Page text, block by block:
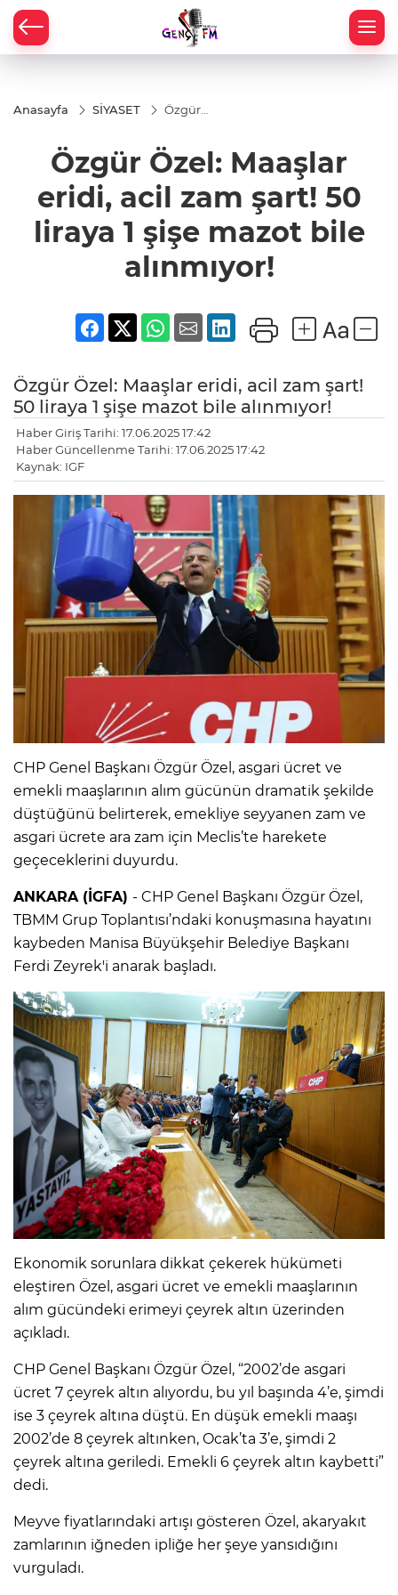
Anasayfa SİYASET
Özgür
eridi, acil
zam şart!
şişe
mazot
bile
alınmıyor!
Özgür Özel: Maaşlar
eridi, acil zam şart! 50
liraya 1 şişe mazot bile
alınmıyor!
Özgür Özel: Maaşlar eridi, acil zam şart!
50 liraya 1 şişe mazot bile alınmıyor!
Haber Giriş Tarihi: 17.06.2025 17:42
Haber Güncellenme Tarihi: 17.06.2025 17:42
Kaynak: IGF
CHP Genel Başkanı Özgür Özel, asgari ücret ve
emekli maaşlarının alım gücünün dramatik şekilde
düştüğünü belirterek, emekliye seyyanen zam ve
asgari ücrete ara zam için Meclis’te harekete
geçeceklerini duyurdu.
ANKARA (İGFA) - CHP Genel Başkanı Özgür Özel,
TBMM Grup Toplantısı’ndaki konuşmasına hayatını
kaybeden Manisa Büyükşehir Belediye Başkanı
Ferdi Zeyrek'i anarak başladı.
Ekonomik sorunlara dikkat çekerek hükümeti
eleştiren Özel, asgari ücret ve emekli maaşlarının
alım gücündeki erimeyi çeyrek altın üzerinden
açıkladı.
CHP Genel Başkanı Özgür Özel, “2002’de asgari
ücret 7 çeyrek altın alıyordu, bu yıl başında 4’e, şimdi
ise 3 çeyrek altına düştü. En düşük emekli maaşı
2002’de 8 çeyrek altınken, Ocak’ta 3’e, şimdi 2
çeyrek altına geriledi. Emekli 6 çeyrek altın kaybetti”
dedi.
Meyve fiyatlarındaki artışı gösteren Özel, akaryakıt
zamlarının iğneden ipliğe her şeye yansıdığını
vurguladı.